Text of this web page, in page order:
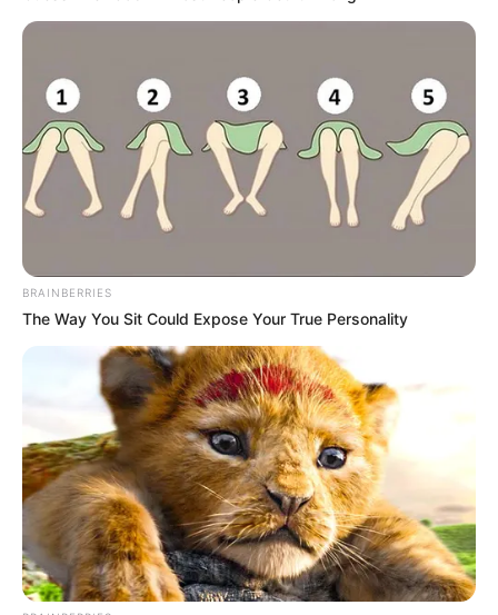
BRAINBERRIES
The Way You Sit Could Expose Your True Personality